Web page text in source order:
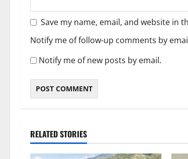
Save my name, email, and website in
Notify me of follow-up comments by
Notify me of new posts by email.
RELATED STORIES